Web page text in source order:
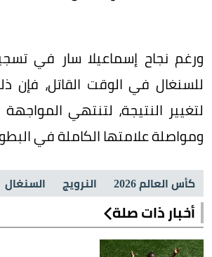
ورغم نجاح إسماعيلا سار في
للسنغال في الوقت القاتل، فإن
ومواصلة علامتها الكاملة في
كأس العالم 2026 النرويج السنغال
أخبار ذات صلة